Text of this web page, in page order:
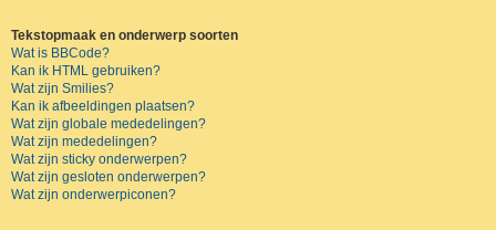
Tekstopmaak en onderwerp soorten
Wat is BBCode?
Kan ik HTML gebruiken?
Wat zijn Smilies?
Kan ik afbeeldingen plaatsen?
Wat zijn globale mededelingen?
Wat zijn mededelingen?
Wat zijn sticky onderwerpen?
Wat zijn gesloten onderwerpen?
Wat zijn onderwerpiconen?